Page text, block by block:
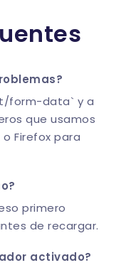
form-data` y a
que usamos
Firefox para
primero
de recargar.
activado?